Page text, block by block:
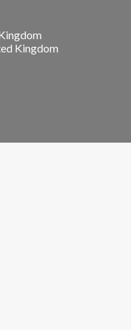
Kingdom